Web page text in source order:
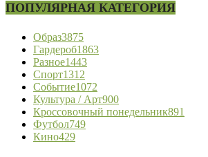
ПОПУЛЯРНАЯ КАТЕГОРИЯ
Образ3875
Гардероб1863
Разное1443
Спорт1312
Событие1072
Культура / Арт900
Кроссовочный понедельник891
Футбол749
Кино429